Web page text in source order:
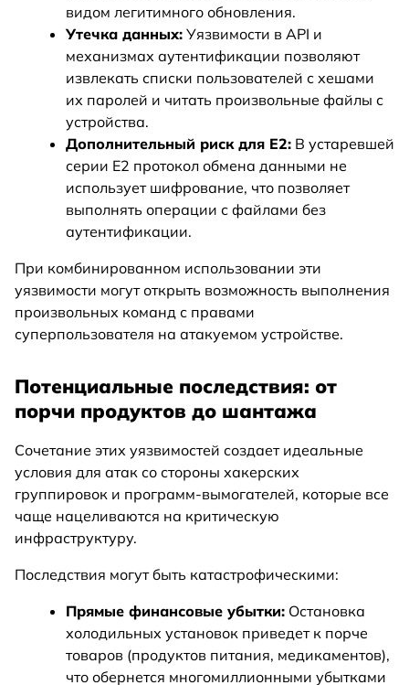
видом легитимного обновления.
Утечка данных: Уязвимости в API и
механизмах аутентификации позволяют
извлекать списки пользователей с хешами
их паролей и читать произвольные файлы с
устройства.
Дополнительный риск для E2: В устаревшей
серии E2 протокол обмена данными не
использует шифрование, что позволяет
выполнять операции с файлами без
аутентификации.
При комбинированном использовании эти
уязвимости могут открыть возможность выполнения
произвольных команд с правами
суперпользователя на атакуемом устройстве.
Потенциальные последствия: от
порчи продуктов до шантажа
Сочетание этих уязвимостей создает идеальные
условия для атак со стороны хакерских
группировок и программ-вымогателей, которые все
чаще нацеливаются на критическую
инфраструктуру.
Последствия могут быть катастрофическими:
Прямые финансовые убытки: Остановка
холодильных установок приведет к порче
товаров (продуктов питания, медикаментов),
что обернется многомиллионными убытками